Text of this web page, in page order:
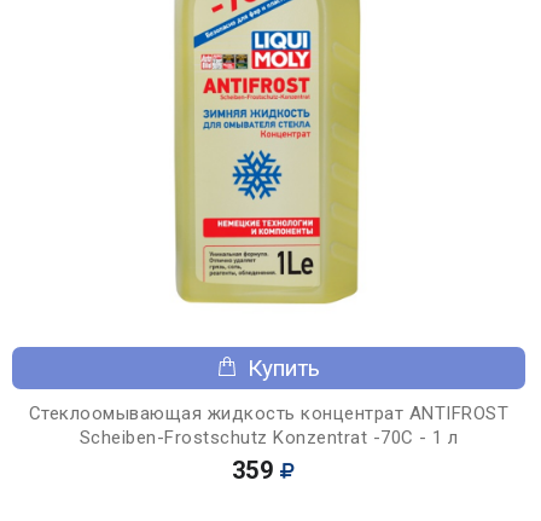
Купить
Стеклоомывающая жидкость концентрат ANTIFROST
Scheiben-Frostschutz Konzentrat -70С - 1 л
359